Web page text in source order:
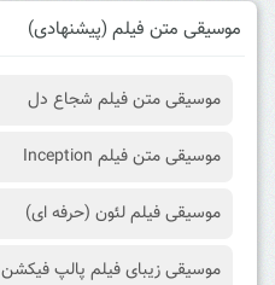
موسیقی متن فیلم (پیشنهادی)
موسیقی متن فیلم شجاع دل
موسیقی متن فیلم Inception
موسیقی فیلم لئون (حرفه ای)
موسیقی زیبای فیلم پالپ فیکشن